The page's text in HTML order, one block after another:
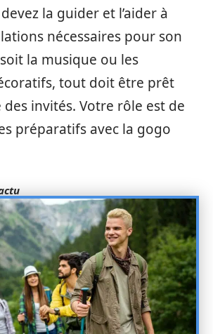
la guider et l’aider à
nécessaires pour son
la musique ou les
tout doit être prêt
des invités. Votre rôle est de
préparatifs avec la gogo